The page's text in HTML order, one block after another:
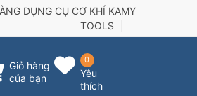
DỤNG CỤ CƠ KHÍ KAMY
TOOLS
Giỏ hàng
của bạn
0
Yêu
thích